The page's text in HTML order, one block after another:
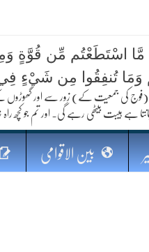
مستقبل
مَّا اسْتَطَعْتُم مِّن قُوَّةٍ
وَمَا تُنفِقُوا مِن شَيْءٍ فِي
کی جمعیت کے) زور سے اور گھوڑوں کے
ہے ہیبت بیٹھی رہے گی۔ اور تم جو کچھ
بین الاقوامی